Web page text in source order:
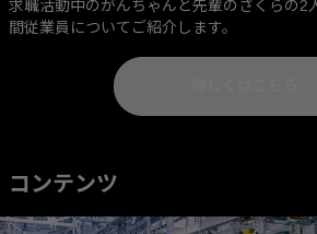
求職活動中のがんちゃんと先輩のさくらの2
間従業員についてご紹介します。
コンテンツ